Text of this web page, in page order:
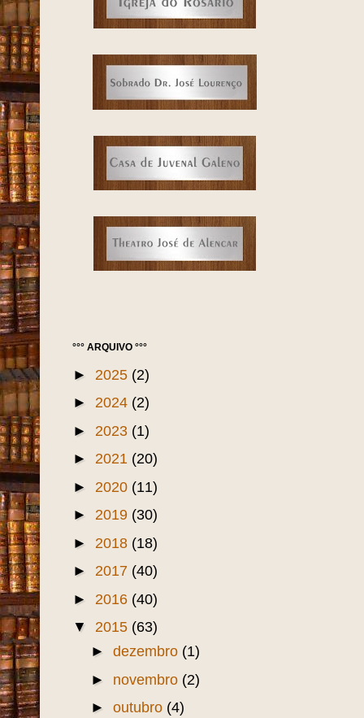
°°° ARQUIVO °°°
► 2025 (2)
► 2024 (2)
► 2023 (1)
► 2021 (20)
► 2020 (11)
► 2019 (30)
► 2018 (18)
► 2017 (40)
► 2016 (40)
▼ 2015 (63)
► dezembro (1)
► novembro (2)
► outubro (4)